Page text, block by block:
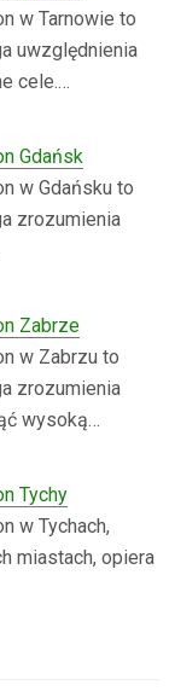
w Tarnowie to
uwzględnienia
cele.…
Gdańsk
w Gdańsku to
zrozumienia
Zabrze
w Zabrzu to
zrozumienia
wysoką…
Tychy
w Tychach,
miastach, opiera